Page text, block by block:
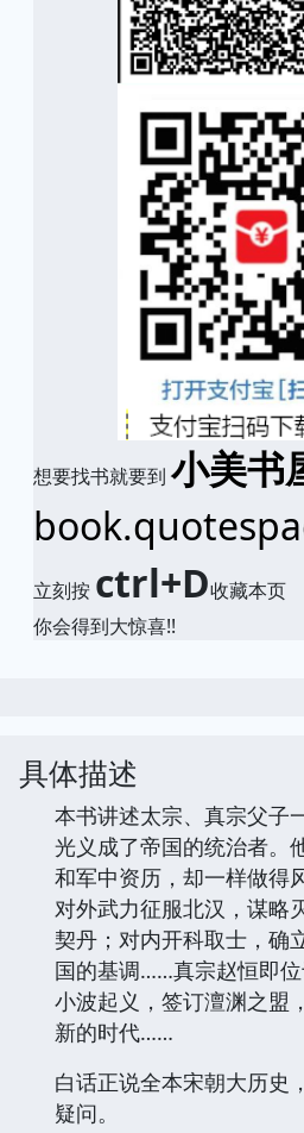
想要找书就要到 小美书
立刻按 ctrl+D收藏本页
你会得到大惊喜!!
具体描述
本书讲述太宗、真宗父子
光义成了帝国的统治者。
和军中资历，却一样做得
对外武力征服北汉，谋略
契丹；对内开科取士，确
国的基调……真宗赵恒即
小波起义，签订澶渊之盟
新的时代……
白话正说全本宋朝大历史
疑问。